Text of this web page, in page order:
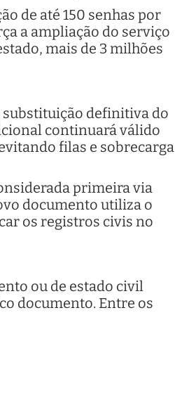
de até 150 senhas por
a ampliação do serviço
mais de 3 milhões
substituição definitiva do
continuará válido
filas e sobrecarga
primeira via
documento utiliza o
os registros civis no
ou de estado civil
documento. Entre os